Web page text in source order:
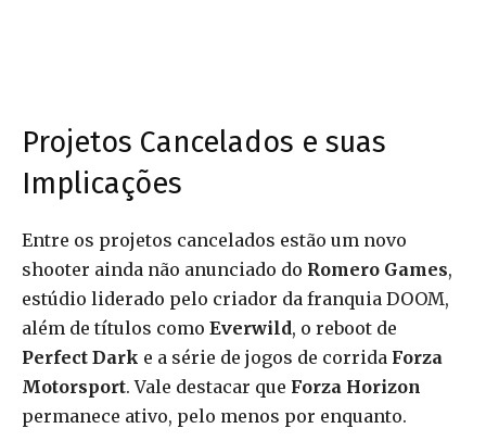
Projetos Cancelados e suas
Implicações
Entre os projetos cancelados estão um novo
shooter ainda não anunciado do Romero Games,
estúdio liderado pelo criador da franquia DOOM,
além de títulos como Everwild, o reboot de
Perfect Dark e a série de jogos de corrida Forza
Motorsport. Vale destacar que Forza Horizon
permanece ativo, pelo menos por enquanto.